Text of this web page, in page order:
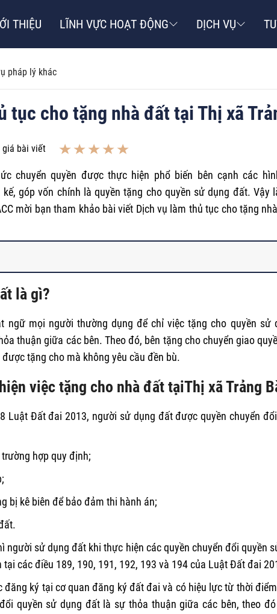
THIỆU LĨNH VỰC HOẠT ĐỘNG DỊCH VỤ
pháp lý khác
tục cho tặng nhà đất tại Thị xã
giá bài viết
chuyển quyền được thực hiện phổ biến bên cạnh các
góp vốn chính là quyền tặng cho quyền sử dụng đất. Vậy
mời bạn tham khảo bài viết Dịch vụ làm thủ tục cho tặng
là gì?
ngữ mọi người thường dụng để chỉ việc tặng cho quyền sử
thuận giữa các bên. Theo đó, bên tặng cho chuyển giao
tặng cho mà không yêu cầu đền bù.
việc tặng cho nhà đất tạiThị xã Trảng
Luật Đất đai 2013, người sử dụng đất được quyền chuyển
hợp quy định;
bị kê biên để bảo đảm thi hành án;
người sử dụng đất khi thực hiện các quyền chuyển đổi quyền
các điều 189, 190, 191, 192, 193 và 194 của Luật Đất đai
đăng ký tại cơ quan đăng ký đất đai và có hiệu lực từ thời
quyền sử dụng đất là sự thỏa thuận giữa các bên, theo